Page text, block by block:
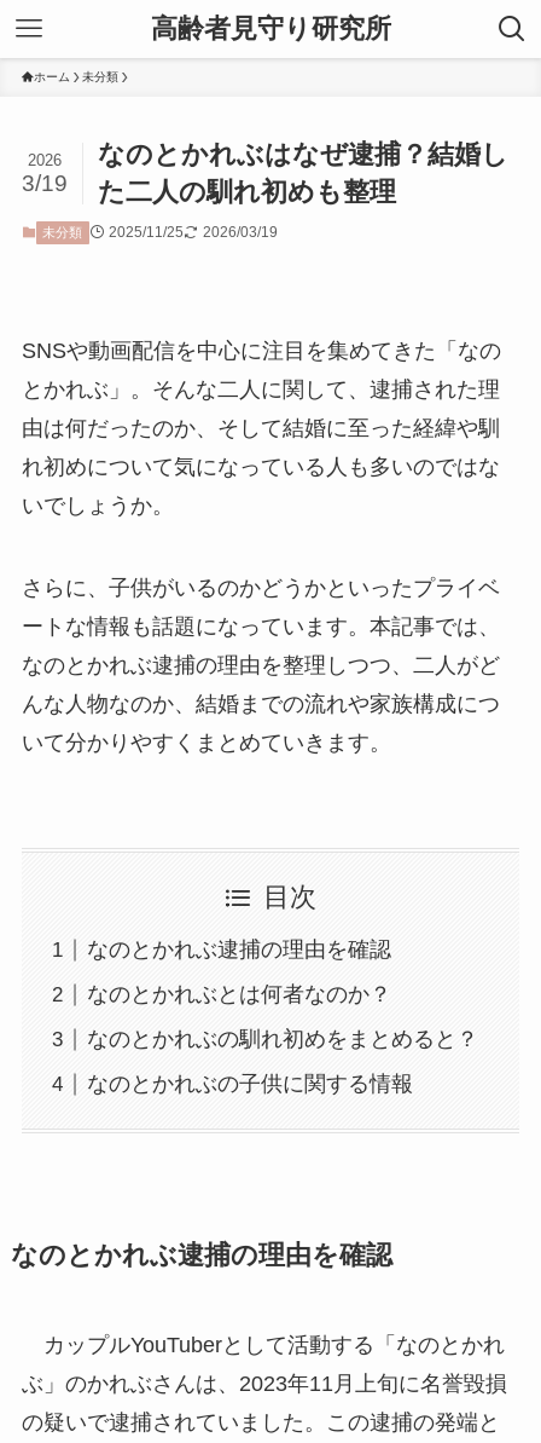
高齢者見守り研究所
ホーム 未分類
なのとかれぶはなぜ逮捕？結婚し
た二人の馴れ初めも整理
2026
3/19
未分類 2025/11/25 2026/03/19
SNSや動画配信を中心に注目を集めてきた「なの
とかれぶ」。そんな二人に関して、逮捕された理
由は何だったのか、そして結婚に至った経緯や馴
れ初めについて気になっている人も多いのではな
いでしょうか。
さらに、子供がいるのかどうかといったプライベ
ートな情報も話題になっています。本記事では、
なのとかれぶ逮捕の理由を整理しつつ、二人がど
んな人物なのか、結婚までの流れや家族構成につ
いて分かりやすくまとめていきます。
目次
なのとかれぶ逮捕の理由を確認
なのとかれぶとは何者なのか？
なのとかれぶの馴れ初めをまとめると？
なのとかれぶの子供に関する情報
なのとかれぶ逮捕の理由を確認
カップルYouTuberとして活動する「なのとかれ
ぶ」のかれぶさんは、2023年11月上旬に名誉毀損
の疑いで逮捕されていました。この逮捕の発端と